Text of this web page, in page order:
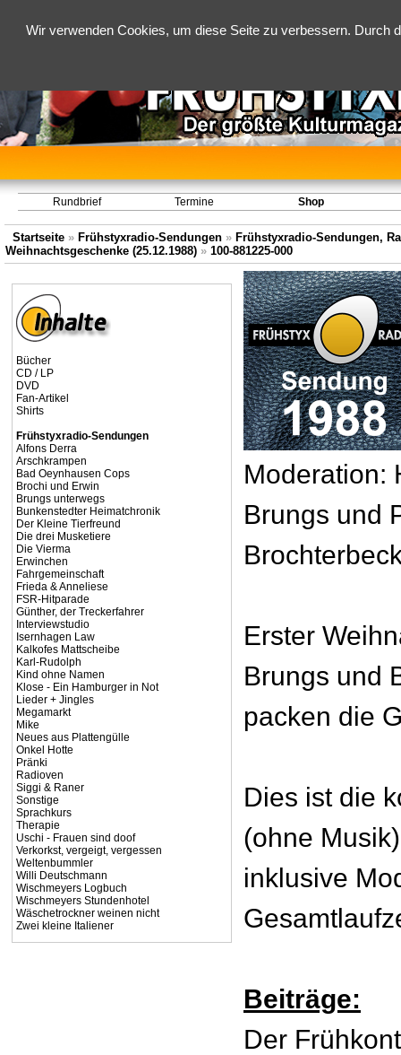
Wir verwenden Cookies, um diese Seite zu verbessern.
Rundbrief Termine Shop
Startseite » Frühstyxradio-Sendungen » Frühstyxradio-Sendungen,
Weihnachtsgeschenke (25.12.1988) » 100-881225-000
Bücher
CD / LP
DVD
Fan-Artikel
Shirts
Frühstyxradio-Sendungen
Alfons Derra
Arschkrampen
Bad Oeynhausen Cops
Brochi und Erwin
Brungs unterwegs
Bunkenstedter Heimatchronik
Der Kleine Tierfreund
Die drei Musketiere
Die Vierma
Erwinchen
Fahrgemeinschaft
Frieda & Anneliese
FSR-Hitparade
Günther, der Treckerfahrer
Interviewstudio
Isernhagen Law
Kalkofes Mattscheibe
Karl-Rudolph
Kind ohne Namen
Klose - Ein Hamburger in Not
Lieder + Jingles
Megamarkt
Mike
Neues aus Plattengülle
Onkel Hotte
Pränki
Radioven
Siggi & Raner
Sonstige
Sprachkurs
Therapie
Uschi - Frauen sind doof
Verkorkst, vergeigt, vergessen
Weltenbummler
Willi Deutschmann
Wischmeyers Logbuch
Wischmeyers Stundenhotel
Wäschetrockner weinen nicht
Zwei kleine Italiener
Moderation:
Brungs und
Erster
Brungs und
packen die
Dies ist die
(ohne
inklusive
Beiträge:
Der